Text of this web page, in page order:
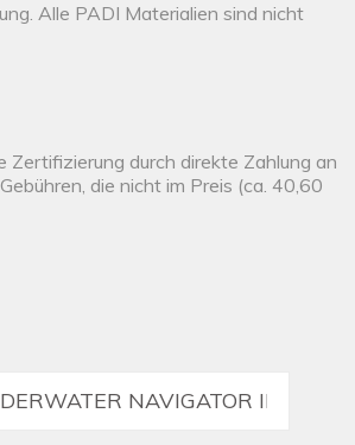
Alle PADI Materialien sind nicht
Zertifizierung durch direkte Zahlung an
die nicht im Preis (ca. 40,60